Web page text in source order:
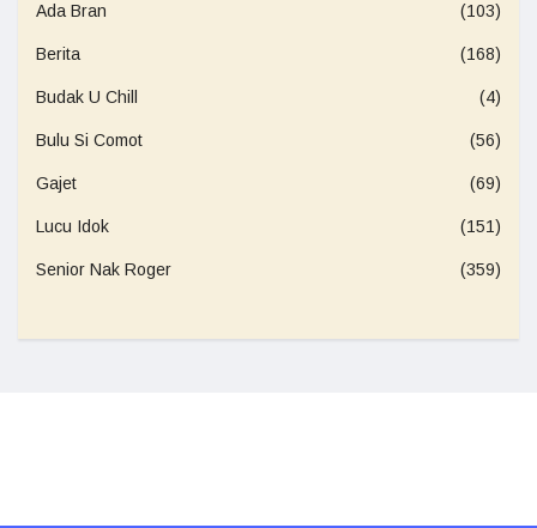
Ada Bran (103)
Berita (168)
Budak U Chill (4)
Bulu Si Comot (56)
Gajet (69)
Lucu Idok (151)
Senior Nak Roger (359)